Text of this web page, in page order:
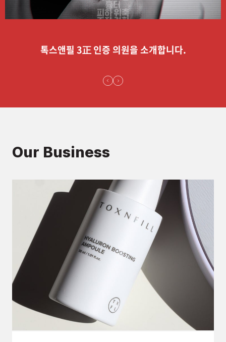
톡스앤필 3正 인증 의원을 소개합니다.
Our Business